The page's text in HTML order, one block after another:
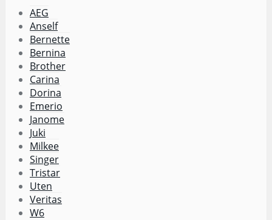
AEG
Anself
Bernette
Bernina
Brother
Carina
Dorina
Emerio
Janome
Juki
Milkee
Singer
Tristar
Uten
Veritas
W6